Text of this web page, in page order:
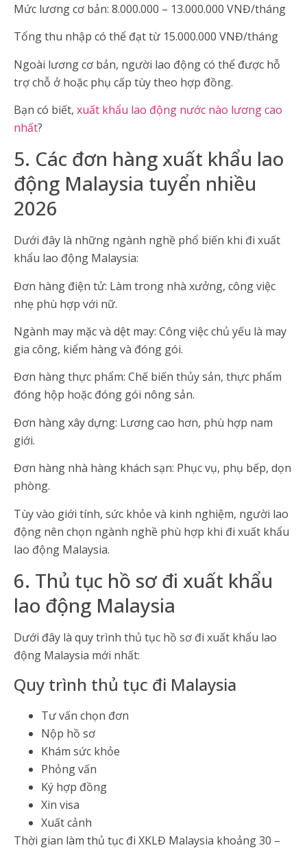
Mức lương cơ bản: 8.000.000 – 13.000.000 VNĐ/tháng
Tổng thu nhập có thể đạt từ 15.000.000 VNĐ/tháng
Ngoài lương cơ bản, người lao động có thể được hỗ
trợ chỗ ở hoặc phụ cấp tùy theo hợp đồng.
Bạn có biết, xuất khẩu lao động nước nào lương cao
nhất?
5. Các đơn hàng xuất khẩu lao
động Malaysia tuyển nhiều
2026
Dưới đây là những ngành nghề phổ biến khi đi xuất
khẩu lao động Malaysia:
Đơn hàng điện tử: Làm trong nhà xưởng, công việc
nhẹ phù hợp với nữ.
Ngành may mặc và dệt may: Công việc chủ yếu là may
gia công, kiểm hàng và đóng gói.
Đơn hàng thực phẩm: Chế biến thủy sản, thực phẩm
đóng hộp hoặc đóng gói nông sản.
Đơn hàng xây dựng: Lương cao hơn, phù hợp nam
giới.
Đơn hàng nhà hàng khách sạn: Phục vụ, phụ bếp, dọn
phòng.
Tùy vào giới tính, sức khỏe và kinh nghiệm, người lao
động nên chọn ngành nghề phù hợp khi đi xuất khẩu
lao động Malaysia.
6. Thủ tục hồ sơ đi xuất khẩu
lao động Malaysia
Dưới đây là quy trình thủ tục hồ sơ đi xuất khẩu lao
động Malaysia mới nhất:
Quy trình thủ tục đi Malaysia
Tư vấn chọn đơn
Nộp hồ sơ
Khám sức khỏe
Phỏng vấn
Ký hợp đồng
Xin visa
Xuất cảnh
Thời gian làm thủ tục đi XKLĐ Malaysia khoảng 30 –